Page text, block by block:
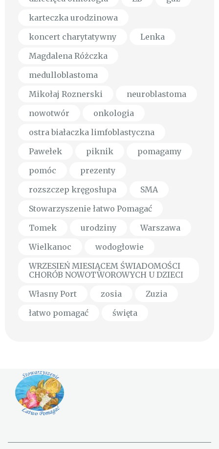
karteczka urodzinowa
koncert charytatywny
Lenka
Magdalena Różczka
medulloblastoma
Mikołaj Roznerski
neuroblastoma
nowotwór
onkologia
ostra białaczka limfoblastyczna
Pawełek
piknik
pomagamy
pomóc
prezenty
rozszczep kręgosłupa
SMA
Stowarzyszenie łatwo Pomagać
Tomek
urodziny
Warszawa
Wielkanoc
wodogłowie
WRZESIEŃ MIESIĄCEM ŚWIADOMOŚCI
CHORÓB NOWOTWOROWYCH U DZIECI
Własny Port
zosia
Zuzia
łatwo pomagać
święta